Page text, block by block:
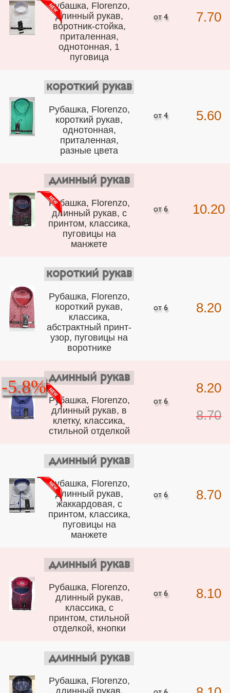
Рубашка, Florenzo,
длинный рукав,
воротник-стойка,
приталенная,
однотонная, 1
пуговица
7.70
короткий рукав
Рубашка, Florenzo,
короткий рукав,
однотонная,
приталенная,
разные цвета
5.60
длинный рукав
Рубашка, Florenzo,
длинный рукав, с
принтом, классика,
пуговицы на
манжете
10.20
короткий рукав
Рубашка, Florenzo,
короткий рукав,
классика,
абстрактный принт-
узор, пуговицы на
воротнике
8.20
-5.8% длинный рукав
Рубашка, Florenzo,
длинный рукав, в
клетку, классика,
стильной отделкой
8.20
8.70
длинный рукав
Рубашка, Florenzo,
длинный рукав,
жаккардовая, с
принтом, классика,
пуговицы на
манжете
8.70
длинный рукав
Рубашка, Florenzo,
длинный рукав,
классика, с
принтом, стильной
отделкой, кнопки
8.10
длинный рукав
Рубашка, Florenzo,
длинный рукав,